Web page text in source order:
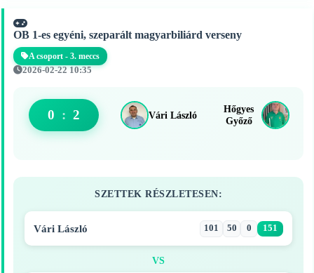
OB 1-es egyéni, szeparált magyarbiliárd verseny
A csoport - 3. meccs
2026-02-22 10:35
Vári László
0 : 2
Hőgyes
Győző
SZETTEK RÉSZLETESEN:
Vári László 101 50 0 151
VS